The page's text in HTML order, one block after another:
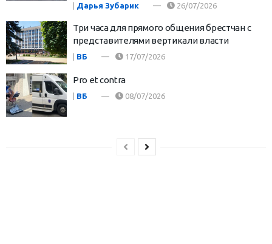
Дарья Зубарик 26/07/2026
Три часа для прямого общения брестчан с
представителями вертикали власти
ВБ 17/07/2026
Pro et contra
ВБ 08/07/2026